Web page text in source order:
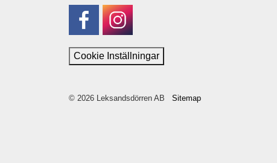
FacebookInstagram
Cookie Inställningar
© 2026 Leksandsdörren AB Sitemap